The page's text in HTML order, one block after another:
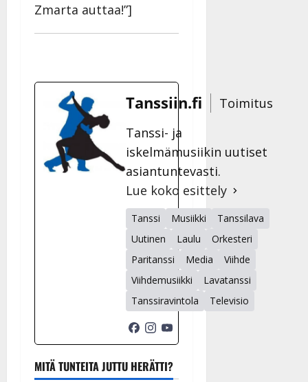
Zmarta auttaa!”]
Tanssiin.fi
Toimitus
Tanssi- ja
iskelmämusiikin uutiset
asiantuntevasti.
Lue koko esittely
Tanssi Musiikki
Tanssilava
Uutinen
Laulu
Orkesteri
Paritanssi
Media
Viihde
Viihdemusiikki
Lavatanssi
Tanssiravintola
Televisio
MITÄ TUNTEITA JUTTU HERÄTTI?